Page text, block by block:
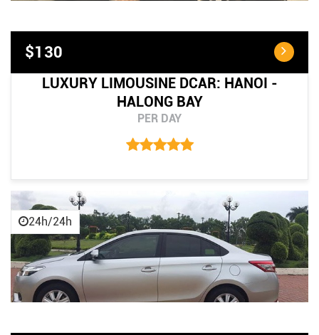
$130
LUXURY LIMOUSINE DCAR: HANOI -
HALONG BAY
PER DAY
24h/24h